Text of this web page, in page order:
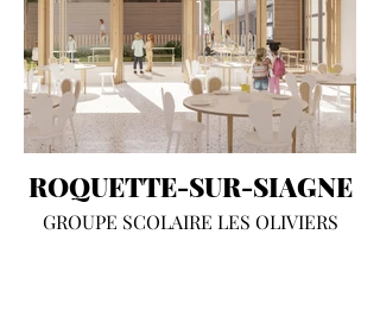
ROQUETTE-SUR-SIAGNE
GROUPE SCOLAIRE LES OLIVIERS